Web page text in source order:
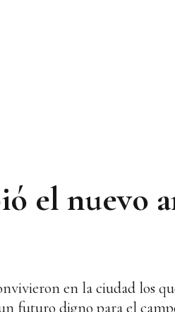
el nuevo
en la ciudad los
futuro digno para el